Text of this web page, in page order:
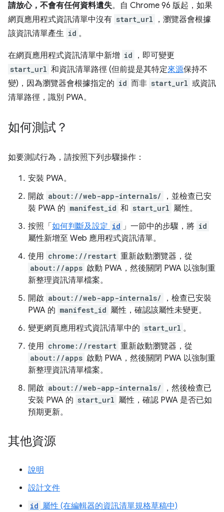
請放心，不會有任何資料遺失。自 Chrome 96 版起，如果
網頁應用程式資訊清單中沒有 start_url
，瀏覽器會根據
該資訊清單產生 id 。
在網頁應用程式資訊清單中新增 id ，即可變更
start_url 和資訊清單路徑 (但前提是其特定來源保持不
變)，因為瀏覽器會根據指定的 id 而非 start_url 或資訊
清單路徑，識別 PWA。
如何測試？
如要測試行為，請按照下列步驟操作：
安裝 PWA。
開啟 about://web-app-internals/
，並檢查已安
裝 PWA 的 manifest_id 和 start_url 屬性。
按照「 如何判斷及設定 id 」一節中的步驟，將 id
屬性新增至 Web 應用程式資訊清單。
使用 chrome://restart 重新啟動瀏覽器，從
about://apps 啟動 PWA，然後關閉 PWA 以強制重
新整理資訊清單檔案。
開啟 about://web-app-internals/
，檢查已安裝
PWA 的 manifest_id 屬性，確認該屬性未變更。
變更網頁應用程式資訊清單中的 start_url 。
使用 chrome://restart 重新啟動瀏覽器，從
about://apps 啟動 PWA，然後關閉 PWA 以強制重
新整理資訊清單檔案。
開啟 about://web-app-internals/
，然後檢查已
安裝 PWA 的 start_url 屬性，確認 PWA 是否已如
預期更新。
其他資源
說明
設計文件
id 屬性 (在編輯器的資訊清單規格草稿中)